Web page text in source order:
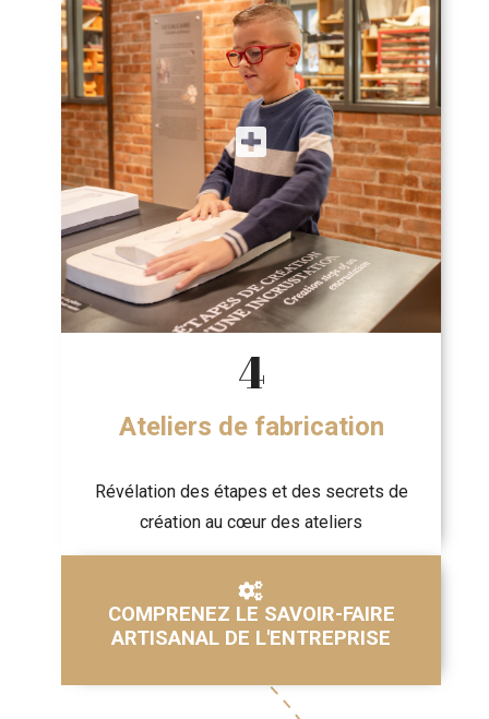
4
Ateliers de fabrication
Révélation des étapes et des secrets de
création au cœur des ateliers
COMPRENEZ LE SAVOIR-FAIRE
ARTISANAL DE L'ENTREPRISE